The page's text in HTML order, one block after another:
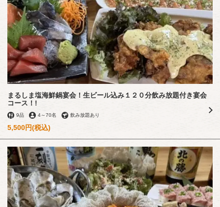
まるしま塩海鮮鍋宴会！生ビール込み１２０分飲み放題付き宴会
コース！!
9品 4～70名 飲み放題あり
5,500円(税込)